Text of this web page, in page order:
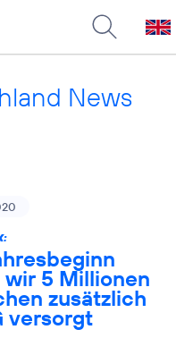
News
wir 5 Millionen
zusätzlich
versorgt